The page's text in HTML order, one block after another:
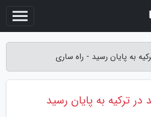
به پایان رسید - راه ساری
ترکیه به پایان رسید